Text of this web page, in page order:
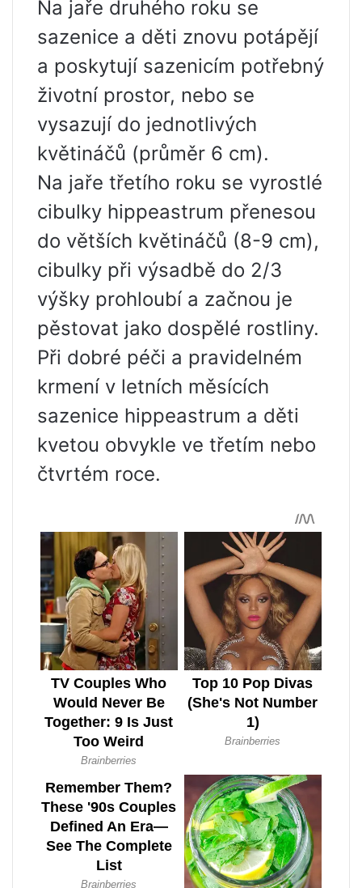
Na jaře druhého roku se
sazenice a děti znovu potápějí
a poskytují sazenicím potřebný
životní prostor, nebo se
vysazují do jednotlivých
květináčů (průměr 6 cm).
Na jaře třetího roku se vyrostlé
cibulky hippeastrum přenesou
do větších květináčů (8-9 cm),
cibulky při výsadbě do 2/3
výšky prohloubí a začnou je
pěstovat jako dospělé rostliny.
Při dobré péči a pravidelném
krmení v letních měsících
sazenice hippeastrum a děti
kvetou obvykle ve třetím nebo
čtvrtém roce.